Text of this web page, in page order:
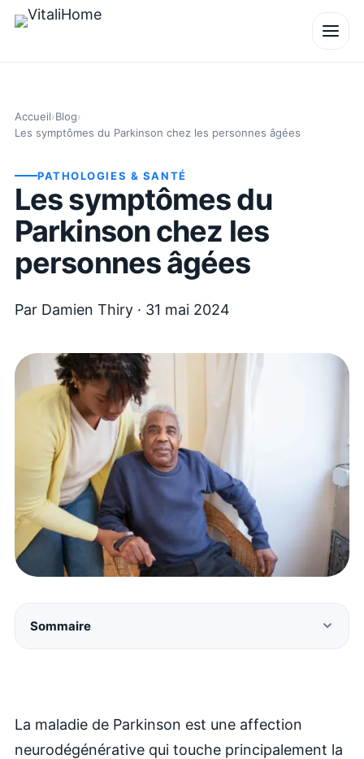
Accueil›Blog›
Les symptômes du Parkinson chez les personnes âgées
PATHOLOGIES & SANTÉ
Les symptômes du
Parkinson chez les
personnes âgées
Par Damien Thiry · 31 mai 2024
Sommaire
La maladie de Parkinson est une affection
neurodégénérative qui touche principalement la